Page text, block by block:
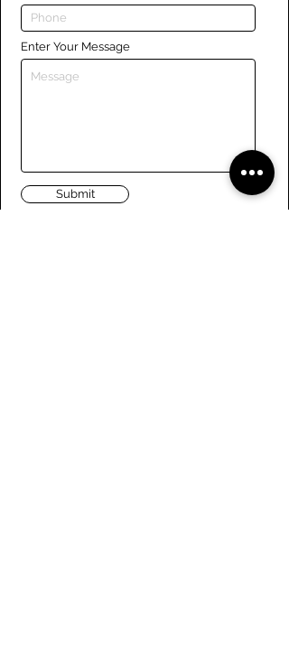
Enter Your Message
Submit